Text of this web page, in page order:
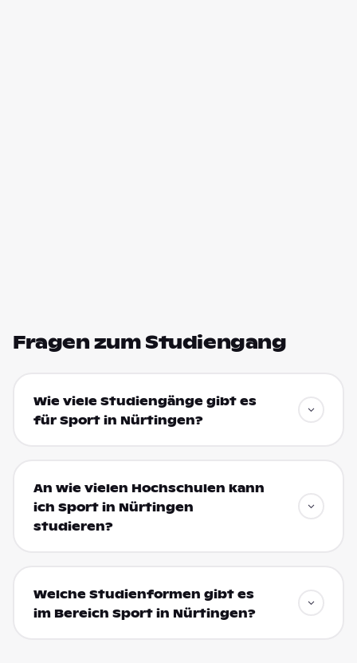
Fragen zum Studiengang
Wie viele Studiengänge gibt es
für Sport in Nürtingen?
An wie vielen Hochschulen kann
ich Sport in Nürtingen
studieren?
Welche Studienformen gibt es
im Bereich Sport in Nürtingen?